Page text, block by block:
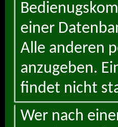
einer
Alle anderen
anzugeben.
findet nicht
Wer nach